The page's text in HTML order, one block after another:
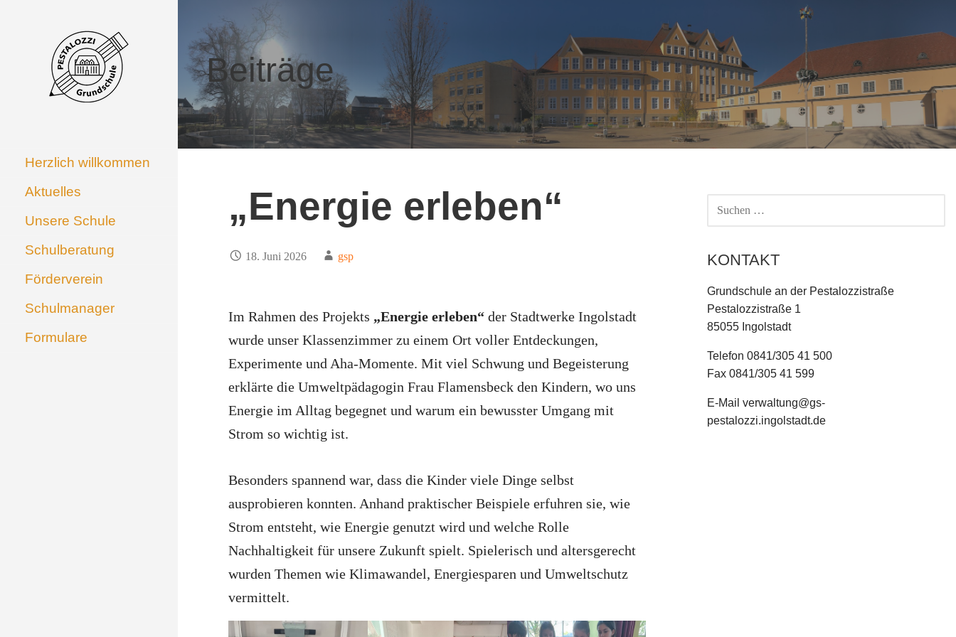
springen
GRUNDSCHULE AN
PESTALOZZISTRASSE
Herzlich willkommen
Aktuelles
Unsere Schule
Schulberatung
Förderverein
Schulmanager
Formulare
Beiträge
„Energie erleben“
18. Juni 2026 gsp
Im Rahmen des Projekts „Energie erleben“ der Stadtwerke Ingolstadt
wurde unser Klassenzimmer zu einem Ort voller Entdeckungen,
Experimente und Aha-Momente. Mit viel Schwung und Begeisterung
erklärte die Umweltpädagogin Frau Flamensbeck den Kindern, wo uns
Energie im Alltag begegnet und warum ein bewusster Umgang mit
Strom so wichtig ist.
Besonders spannend war, dass die Kinder viele Dinge selbst
ausprobieren konnten. Anhand praktischer Beispiele erfuhren sie, wie
Strom entsteht, wie Energie genutzt wird und welche Rolle
Nachhaltigkeit für unsere Zukunft spielt. Spielerisch und altersgerecht
wurden Themen wie Klimawandel, Energiesparen und Umweltschutz
vermittelt.
KONTAKT
Grundschule an der Pestalozzistraße
Pestalozzistraße 1
85055 Ingolstadt
Telefon 0841/305 41 500
Fax 0841/305 41 599
E-Mail verwaltung@gs-
pestalozzi.ingolstadt.de